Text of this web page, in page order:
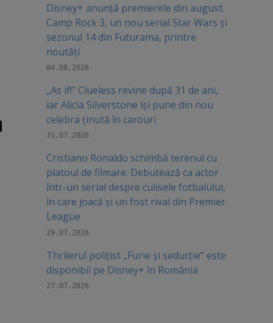
Disney+ anunță premierele din august.
Camp Rock 3, un nou serial Star Wars și
sezonul 14 din Futurama, printre
noutăți
04.08.2026
„As if!” Clueless revine după 31 de ani,
iar Alicia Silverstone își pune din nou
celebra ținută în carouri
31.07.2026
Cristiano Ronaldo schimbă terenul cu
platoul de filmare. Debutează ca actor
într-un serial despre culisele fotbalului,
în care joacă şi un fost rival din Premier
League
29.07.2026
Thrilerul polițist „Furie și seducție” este
disponibil pe Disney+ în România
27.07.2026